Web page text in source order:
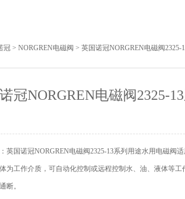
冠 > NORGREN电磁阀 > 英国诺冠NORGREN电磁阀2325-
冠NORGREN电磁阀2325-
英国诺冠NORGREN电磁阀2325-13系列用途水用电磁阀
为工作介质，可自动化控制或远程控制水、油、液体等工
断。